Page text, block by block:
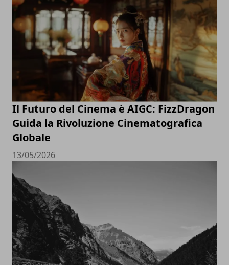
Il Futuro del Cinema è AIGC: FizzDragon
Guida la Rivoluzione Cinematografica
Globale
13/05/2026